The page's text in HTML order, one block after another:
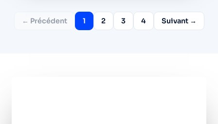
← Précédent 1 2 3 4 Suivant →